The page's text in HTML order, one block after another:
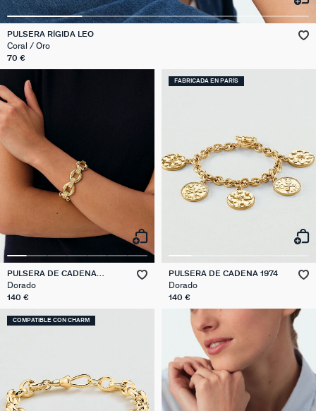
PULSERA RÍGIDA LEO
Coral / Oro
70 €
PULSERA DE CADENA
TUILERIES
Dorado
140 €
FABRICADA EN PARÍS
PULSERA DE CADENA 1974
Dorado
140 €
COMPATIBLE CON CHARM